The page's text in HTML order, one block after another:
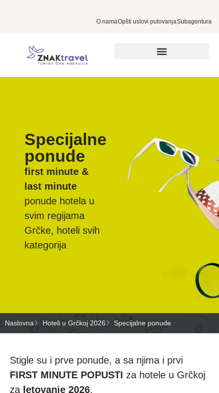
O namaOpšti uslovi putovanjaSubagentura
Specijalne
ponude
first minute &
last minute
ponude hotela u
svim regijama
Grčke, hoteli svih
kategorija
Naslovna Hoteli u Grčkoj 2026 Specijalne ponude
Stigle su i prve ponude, a sa njima i prvi
FIRST MINUTE POPUSTI za hotele u Grčkoj
za letovanje 2026.